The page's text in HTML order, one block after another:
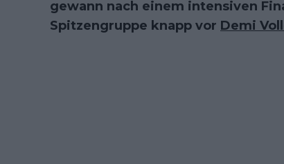
gewann nach einem intensiven
Spitzengruppe knapp vor Demi